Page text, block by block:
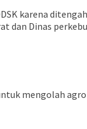
karena
dan Dinas
mengolah